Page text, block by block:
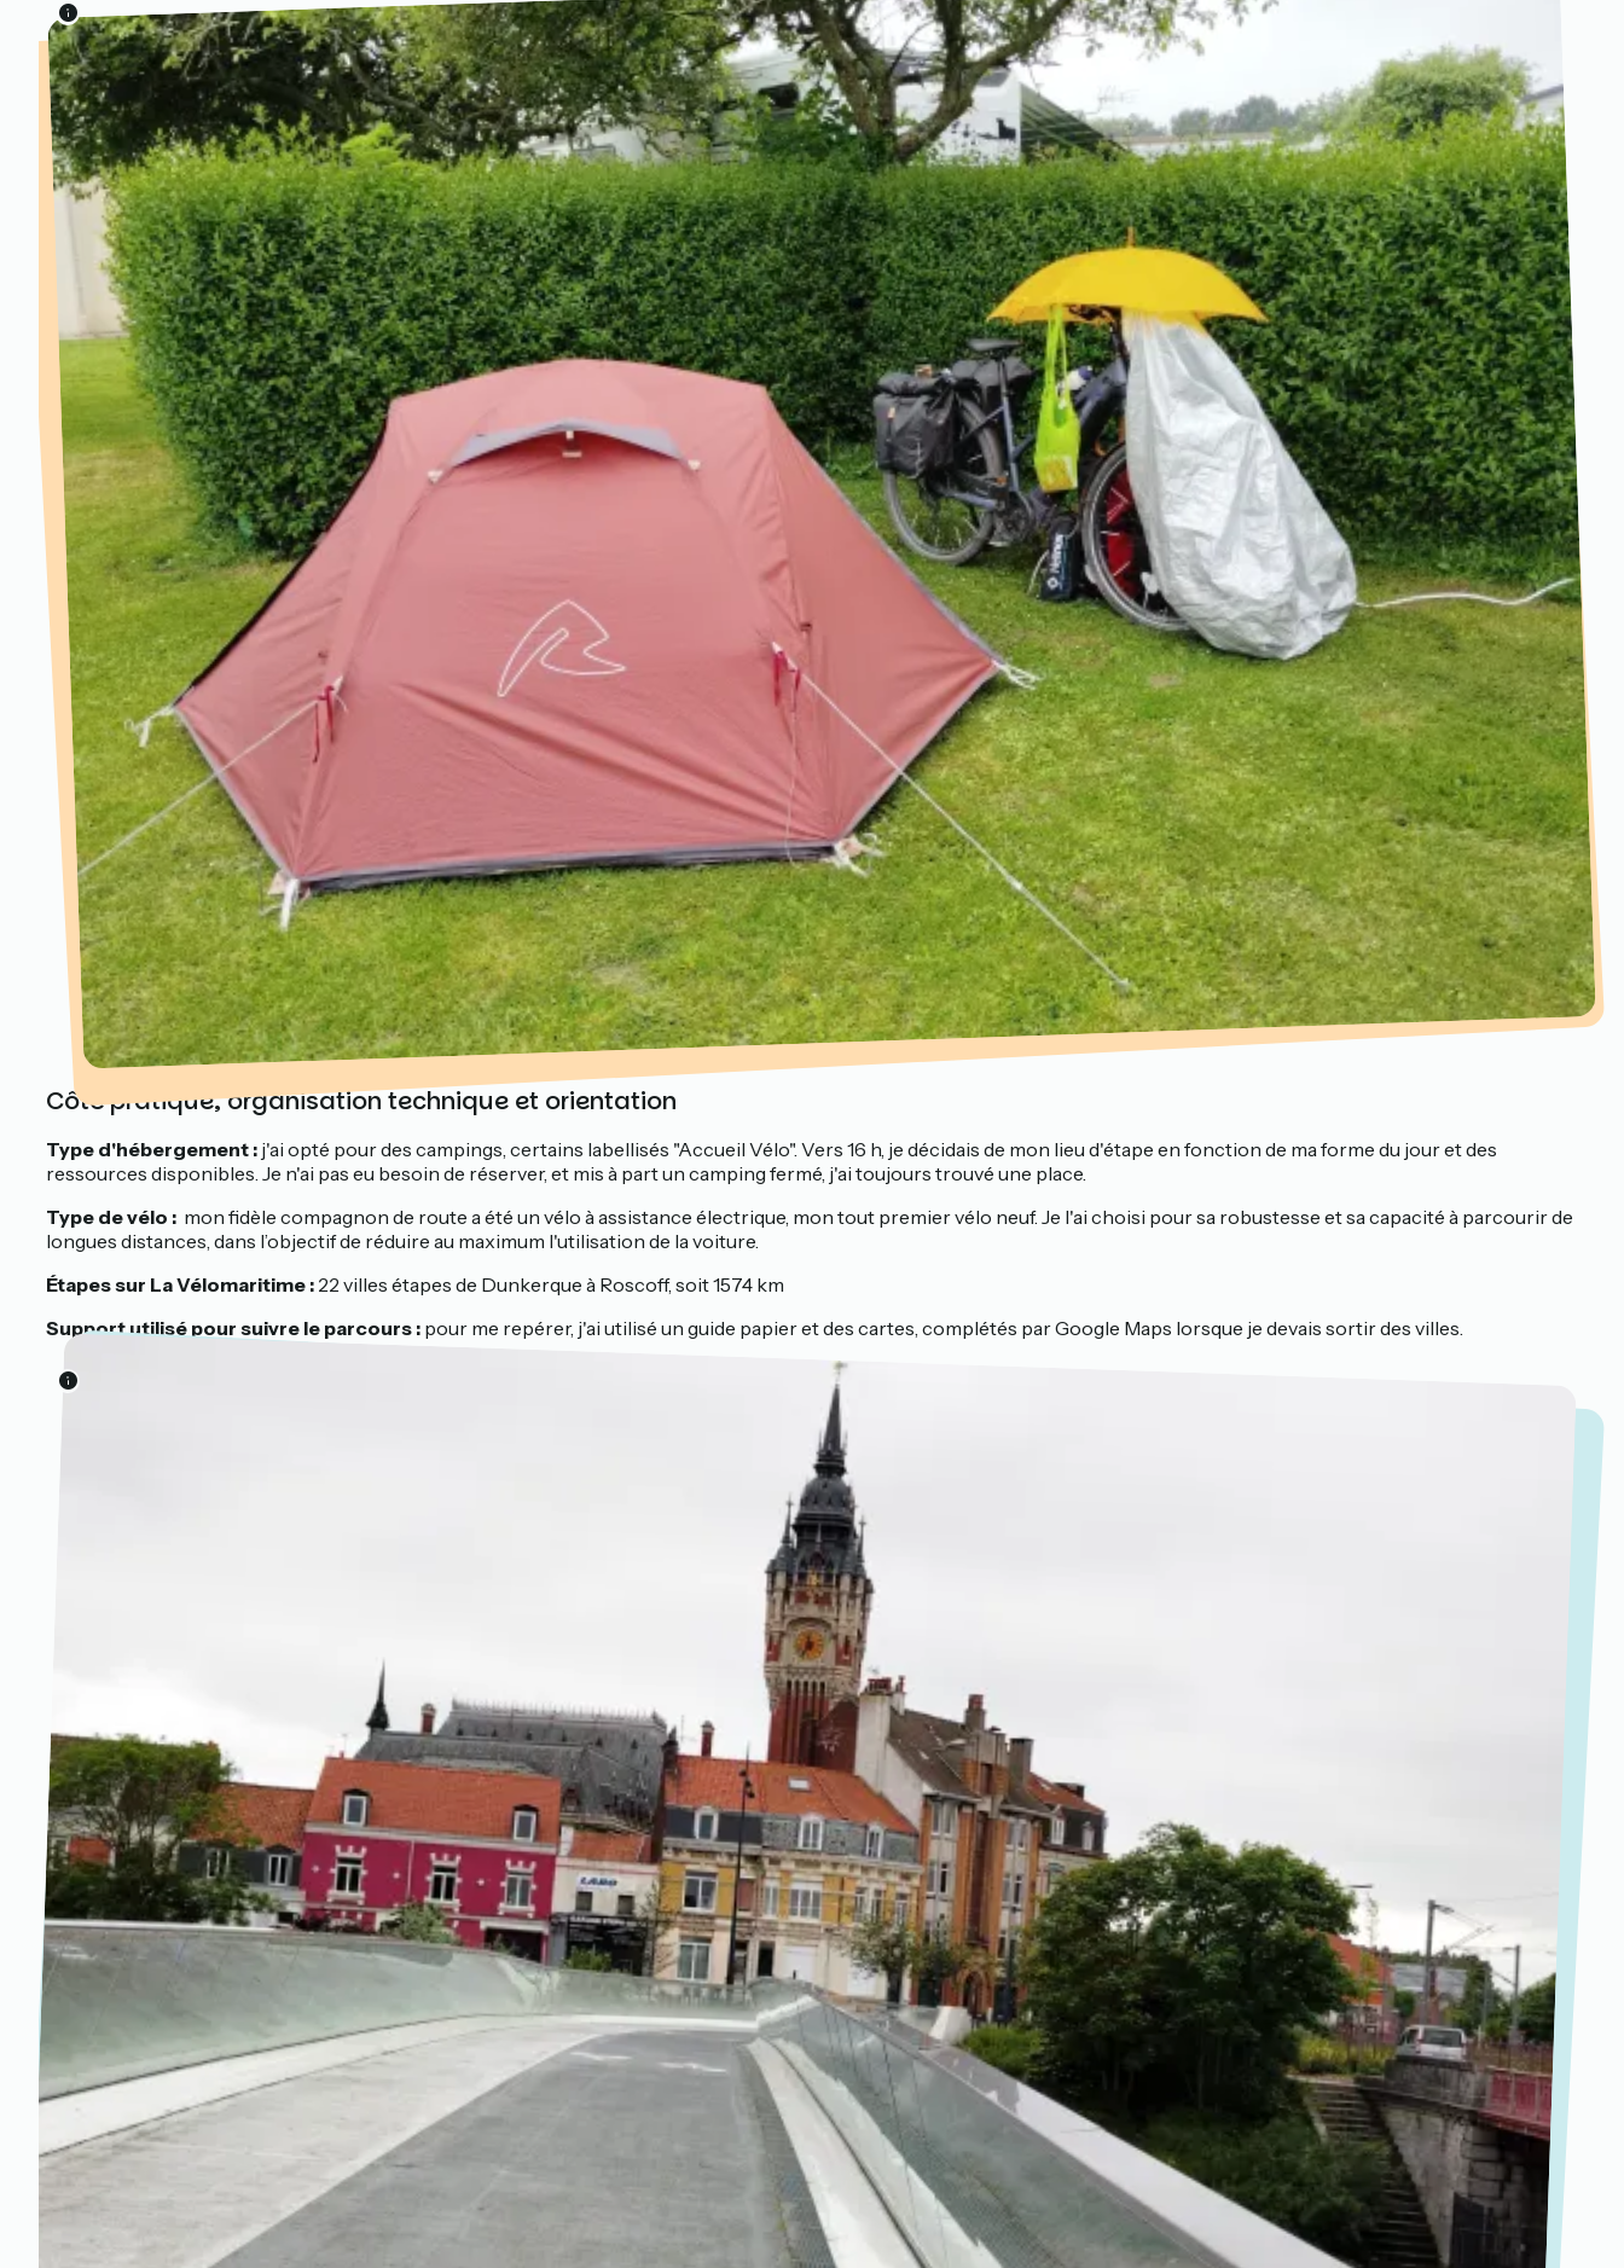
Côté pratique, organisation technique et orientation
Type d'hébergement : j'ai opté pour des campings, certains labellisés "Accueil Vélo". Vers 16 h, je décidais de mon lieu d'étape en fonction de ma forme du jour et des
ressources disponibles. Je n'ai pas eu besoin de réserver, et mis à part un camping fermé, j'ai toujours trouvé une place.
Type de vélo : mon fidèle compagnon de route a été un vélo à assistance électrique, mon tout premier vélo neuf. Je l'ai choisi pour sa robustesse et sa capacité à parcourir de
longues distances, dans l’objectif de réduire au maximum l'utilisation de la voiture.
Étapes sur La Vélomaritime : 22 villes étapes de Dunkerque à Roscoff, soit 1574 km
Support utilisé pour suivre le parcours : pour me repérer, j'ai utilisé un guide papier et des cartes, complétés par Google Maps lorsque je devais sortir des villes.